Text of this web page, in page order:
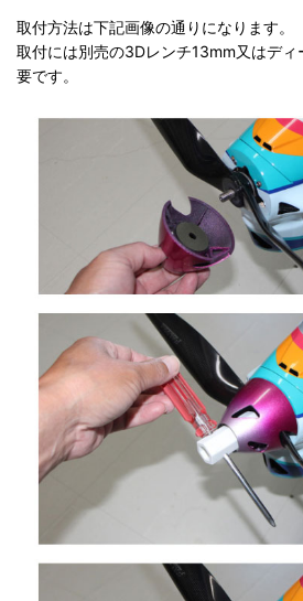
取付方法は下記画像の通りになります。
取付には別売の3Dレンチ13mm又はデ
要です。